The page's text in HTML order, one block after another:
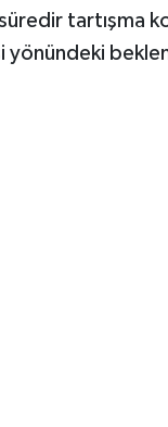
tartışma
yönündeki